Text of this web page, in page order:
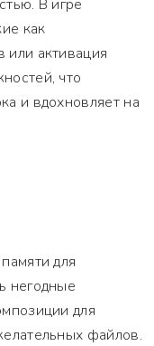
В игре
как
или активация
что
и вдохновляет на
для
негодные
для
файлов.